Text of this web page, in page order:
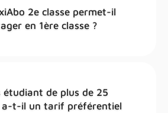
2e classe permet-il
en 1ère classe ?
étudiant de plus de 25
a-t-il un tarif préférentiel